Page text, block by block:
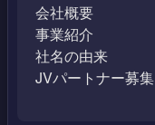
会社概要
事業紹介
社名の由来
JVパートナー募集